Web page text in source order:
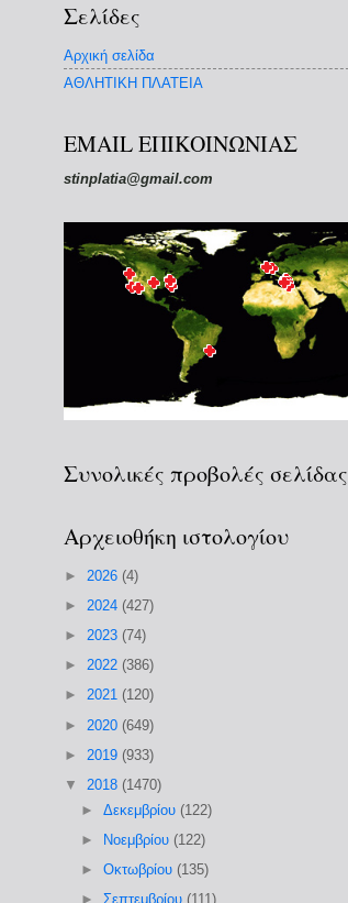
Σελίδες
Αρχική σελίδα
ΑΘΛΗΤΙΚΗ ΠΛΑΤΕΙΑ
EMAIL ΕΠΙΚΟΙΝΩΝΙΑΣ
stinplatia@gmail.com
Συνολικές προβολές σελίδας
Αρχειοθήκη ιστολογίου
► 2026 (4)
► 2024 (427)
► 2023 (74)
► 2022 (386)
► 2021 (120)
► 2020 (649)
► 2019 (933)
▼ 2018 (1470)
►Δεκεμβρίου (122)
►
Νοεμβρίου (122)
►Οκτωβρίου (135)
►Σεπτεμβρίου (111)